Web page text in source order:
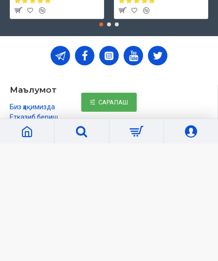
Маълумот
Биз ҳақимизда
Етказиб бериш
Қандай харид қилинади?
Талаб ва шартлар
САРАЛАШ